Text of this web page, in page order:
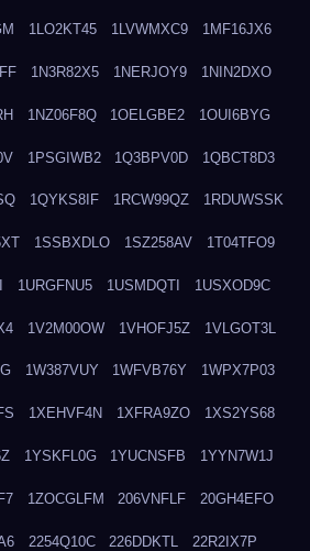
1LO2KT45 1LVWMXC9 1MF16JX6
1N3R82X5 1NERJOY9 1NIN2DXO
1NZ06F8Q 1OELGBE2 1OUI6BYG
1PSGIWB2 1Q3BPV0D 1QBCT8D3
1QYKS8IF 1RCW99QZ 1RDUWSSK
1SSBXDLO 1SZ258AV 1T04TFO9
1URGFNU5 1USMDQTI 1USXOD9C
1V2M00OW 1VHOFJ5Z 1VLGOT3L
1W387VUY 1WFVB76Y 1WPX7P03
1XEHVF4N 1XFRA9ZO 1XS2YS68
1YSKFL0G 1YUCNSFB 1YYN7W1J
1ZOCGLFM 206VNFLF 20GH4EFO
2254Q10C 226DDKTL 22R2IX7P